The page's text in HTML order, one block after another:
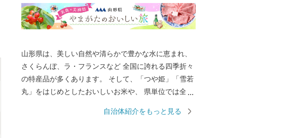
山形県は、美しい自然や清らかで豊かな水に恵まれ、
さくらんぼ、ラ・フランスなど 全国に誇れる四季折々
の特産品が多くあります。 そして、「つや姫」「雪若
丸」をはじめとしたおいしいお米や、 県単位では全国
本酒など、「日本一美食・美酒県やまがた」にふさわ
自治体紹介をもっと見る